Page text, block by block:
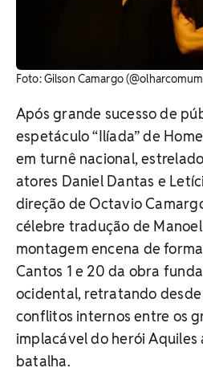
Foto: Gilson Camargo
Após grande sucesso de
espetáculo “Ilíada” de
em turnê nacional,
atores Daniel Dantas e
direção de Octavio
célebre tradução de
montagem encena de
Cantos 1 e 20 da obra
ocidental, retratando
conflitos internos entre os
implacável do herói Aquiles
batalha.